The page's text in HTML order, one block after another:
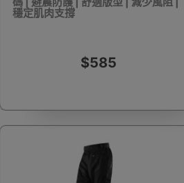
大聲公
穩定肌肉支撐
$585